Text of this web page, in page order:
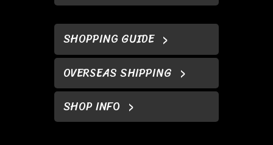
SHOPPING GUIDE
OVERSEAS SHIPPING
SHOP INFO